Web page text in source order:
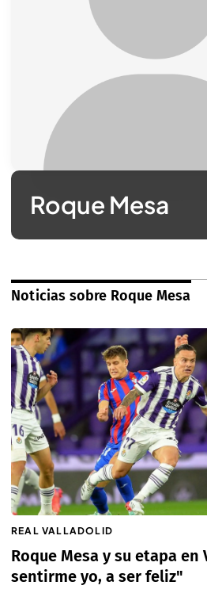
Roque Mesa
Noticias sobre Roque Mesa
REAL VALLADOLID
Roque Mesa y su etapa
sentirme yo, a ser feliz"